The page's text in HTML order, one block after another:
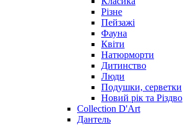
Різне
Пейзажі
Фауна
Квіти
Натюрморти
Дитинство
Люди
Подушки, серветки
Новий рік та Різдво
Collection D'Art
Дантель